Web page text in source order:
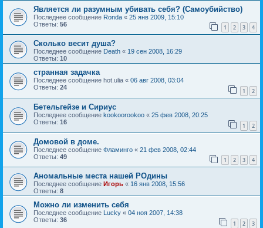
Является ли разумным убивать себя? (Самоубийство)
Последнее сообщение Ronda « 25 янв 2009, 15:10
Ответы: 56 1 2 3 4
Сколько весит душа?
Последнее сообщение Death « 19 сен 2008, 16:29
Ответы: 10
странная задачка
Последнее сообщение hot.ulia « 06 авг 2008, 03:04
Ответы: 24 1 2
Бетельгейзе и Сириус
Последнее сообщение kookoorookoo « 25 фев 2008, 20:25
Ответы: 16 1 2
Домовой в доме.
Последнее сообщение Фламинго « 21 фев 2008, 02:44
Ответы: 49 1 2 3 4
Аномальные места нашей РОдины
Последнее сообщение Игорь « 16 янв 2008, 15:56
Ответы: 8
Можно ли изменить себя
Последнее сообщение Lucky « 04 ноя 2007, 14:38
Ответы: 36 1 2 3